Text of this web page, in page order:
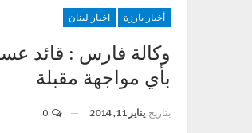
أخبار بارزة اخبار لبنان
وكالة فارس : قائد
بأي مواجهة مقبلة
بتاريخ يناير 11, 2014